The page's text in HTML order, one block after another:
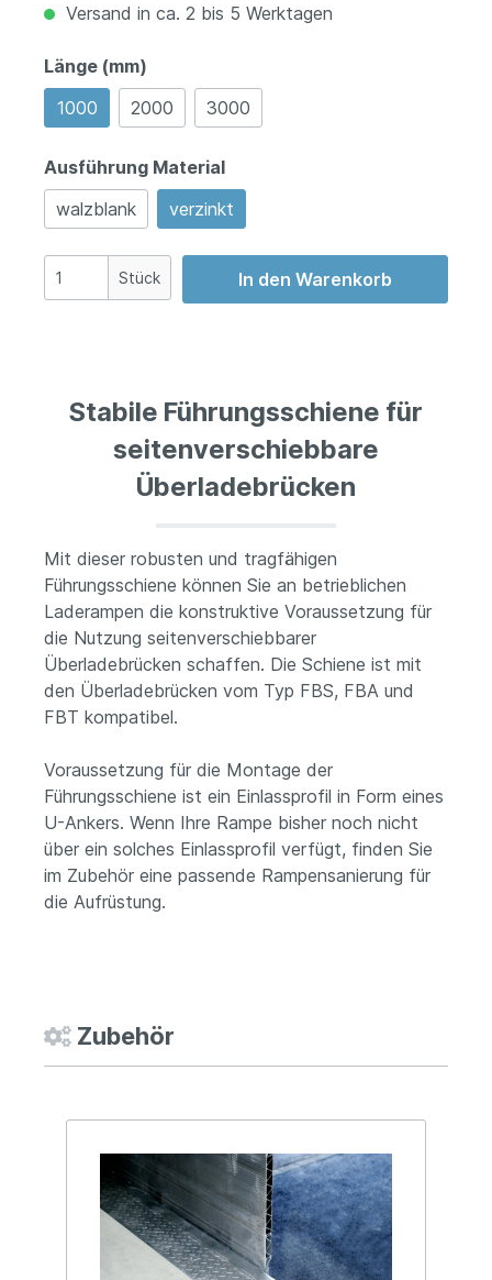
Versand in ca. 2 bis 5 Werktagen
Länge (mm)
1000
2000 3000
Ausführung Material
walzblank
verzinkt
Stück In den Warenkorb
Stabile Führungsschiene für
seitenverschiebbare
Überladebrücken
Mit dieser robusten und tragfähigen
Führungsschiene können Sie an betrieblichen
Laderampen die konstruktive Voraussetzung für
die Nutzung seitenverschiebbarer
Überladebrücken schaffen. Die Schiene ist mit
den Überladebrücken vom Typ FBS, FBA und
FBT kompatibel.
Voraussetzung für die Montage der
Führungsschiene ist ein Einlassprofil in Form eines
U-Ankers. Wenn Ihre Rampe bisher noch nicht
über ein solches Einlassprofil verfügt, finden Sie
im Zubehör eine passende Rampensanierung für
die Aufrüstung.
Zubehör